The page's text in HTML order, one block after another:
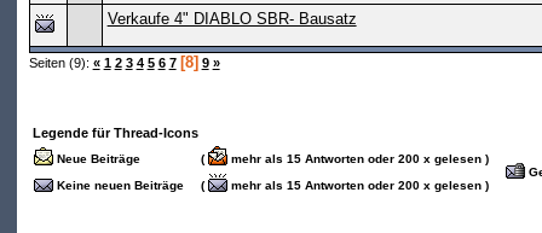
Verkaufe 4" DIABLO SBR- Bausatz
Seiten (9): « 1 2 3 4 5 6 7 [8] 9 »
Legende für Thread-Icons
Neue Beiträge (
mehr als 15 Antworten oder 200 x gelesen )
Keine neuen Beiträge
( mehr als 15 Antworten oder 200 x gelesen )